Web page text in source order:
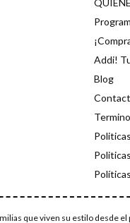
Addi!
Blog
que viven su estilo desde el